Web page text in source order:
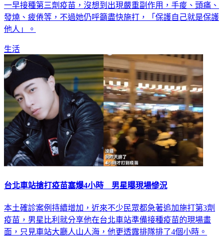
一早接種第三劑疫苗，沒想到出現嚴重副作用，手痠、頭痛、
發燒、疲倦等，不過她仍呼籲盡快施打，「保護自己就是保護
他人」。
生活
台北車站搶打疫苗塞爆4小時 男星曝現場慘況
本土確診案例持續增加，近來不少民眾都急著追加施打第3劑
疫苗，男星比利就分享他在台北車站準備接種疫苗的現場畫
面，只見車站大廳人山人海，他更透露排隊排了4個小時。